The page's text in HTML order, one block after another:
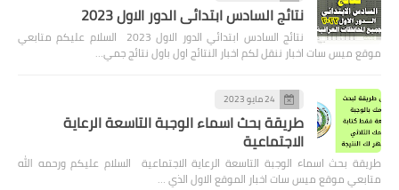
نتائج السادس ابتدائي الدور الاول 2023
نتائج السادس ابتدائي الدور الاول 2023 السلام عليكم متابعي
موقع ميس سات اخبار ننقل لكم اخبار النتائج اول باول نتائج جمي…
24 مايو 2023
طريقة بحث اسماء الوجبة التاسعة الرعاية
الاجتماعية
طريقة بحث اسماء الوجبة التاسعة الرعاية الاجتماعية السلام عليكم ورحمه الله
متابعي موقع ميس سات اخبار الموقع الاول الذي …